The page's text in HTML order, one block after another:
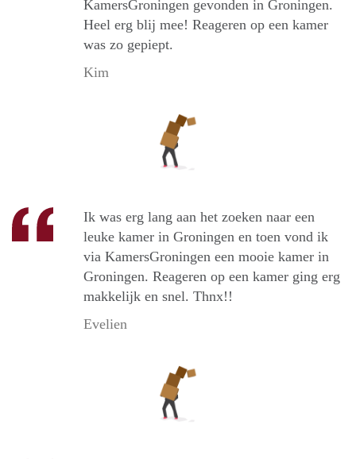
KamersGroningen gevonden in Groningen.
Heel erg blij mee! Reageren op een kamer
was zo gepiept.
Kim
Ik was erg lang aan het zoeken naar een
leuke kamer in Groningen en toen vond ik
via KamersGroningen een mooie kamer in
Groningen. Reageren op een kamer ging erg
makkelijk en snel. Thnx!!
Evelien